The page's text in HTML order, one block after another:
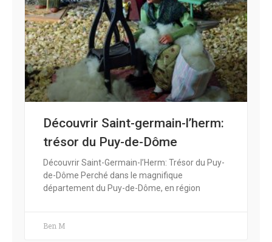
Découvrir Saint-germain-l’herm:
trésor du Puy-de-Dôme
Découvrir Saint-Germain-l’Herm: Trésor du Puy-
de-Dôme Perché dans le magnifique
département du Puy-de-Dôme, en région
Ben M